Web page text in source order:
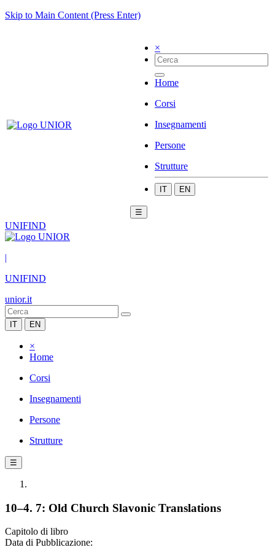
Skip to Main Content (Press Enter)
×
Home
Corsi
Insegnamenti
Persone
Strutture
IT EN
☰
UNIFIND
|
UNIFIND
unior.it
IT EN
×
Home
Corsi
Insegnamenti
Persone
Strutture
☰
10–4. 7: Old Church Slavonic Translations
Capitolo di libro
Data di Pubblicazione: